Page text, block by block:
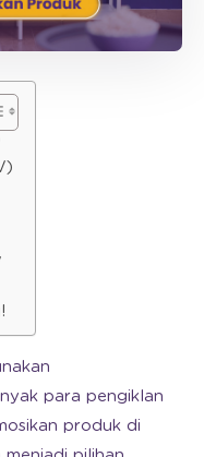
para pengiklan
produk di